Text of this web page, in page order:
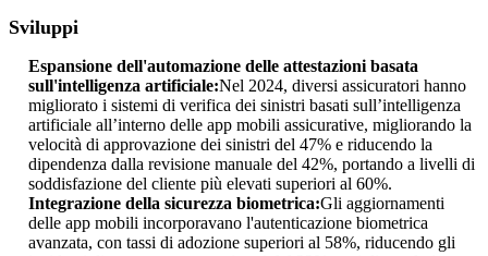
Sviluppi
Espansione dell'automazione delle attestazioni basata
sull'intelligenza artificiale:Nel 2024, diversi assicuratori hanno
migliorato i sistemi di verifica dei sinistri basati sull’intelligenza
artificiale all’interno delle app mobili assicurative, migliorando la
velocità di approvazione dei sinistri del 47% e riducendo la
dipendenza dalla revisione manuale del 42%, portando a livelli di
soddisfazione del cliente più elevati superiori al 60%.
Integrazione della sicurezza biometrica:Gli aggiornamenti
delle app mobili incorporavano l'autenticazione biometrica
avanzata, con tassi di adozione superiori al 58%, riducendo gli